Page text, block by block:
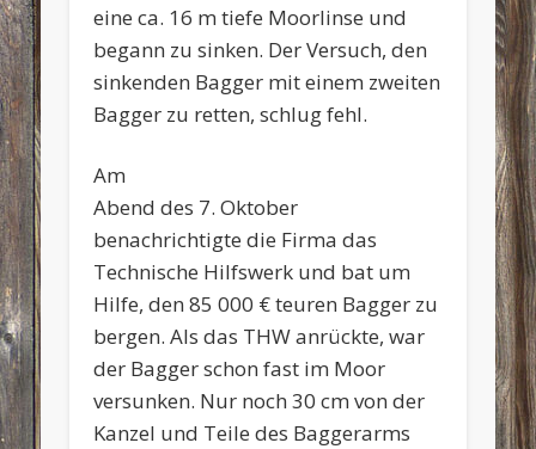
eine ca. 16 m tiefe Moorlinse und
begann zu sinken. Der Versuch, den
sinkenden Bagger mit einem zweiten
Bagger zu retten, schlug fehl.
Am
Abend des 7. Oktober
benachrichtigte die Firma das
Technische Hilfswerk und bat um
Hilfe, den 85 000 € teuren Bagger zu
bergen. Als das THW anrückte, war
der Bagger schon fast im Moor
versunken. Nur noch 30 cm von der
Kanzel und Teile des Baggerarms